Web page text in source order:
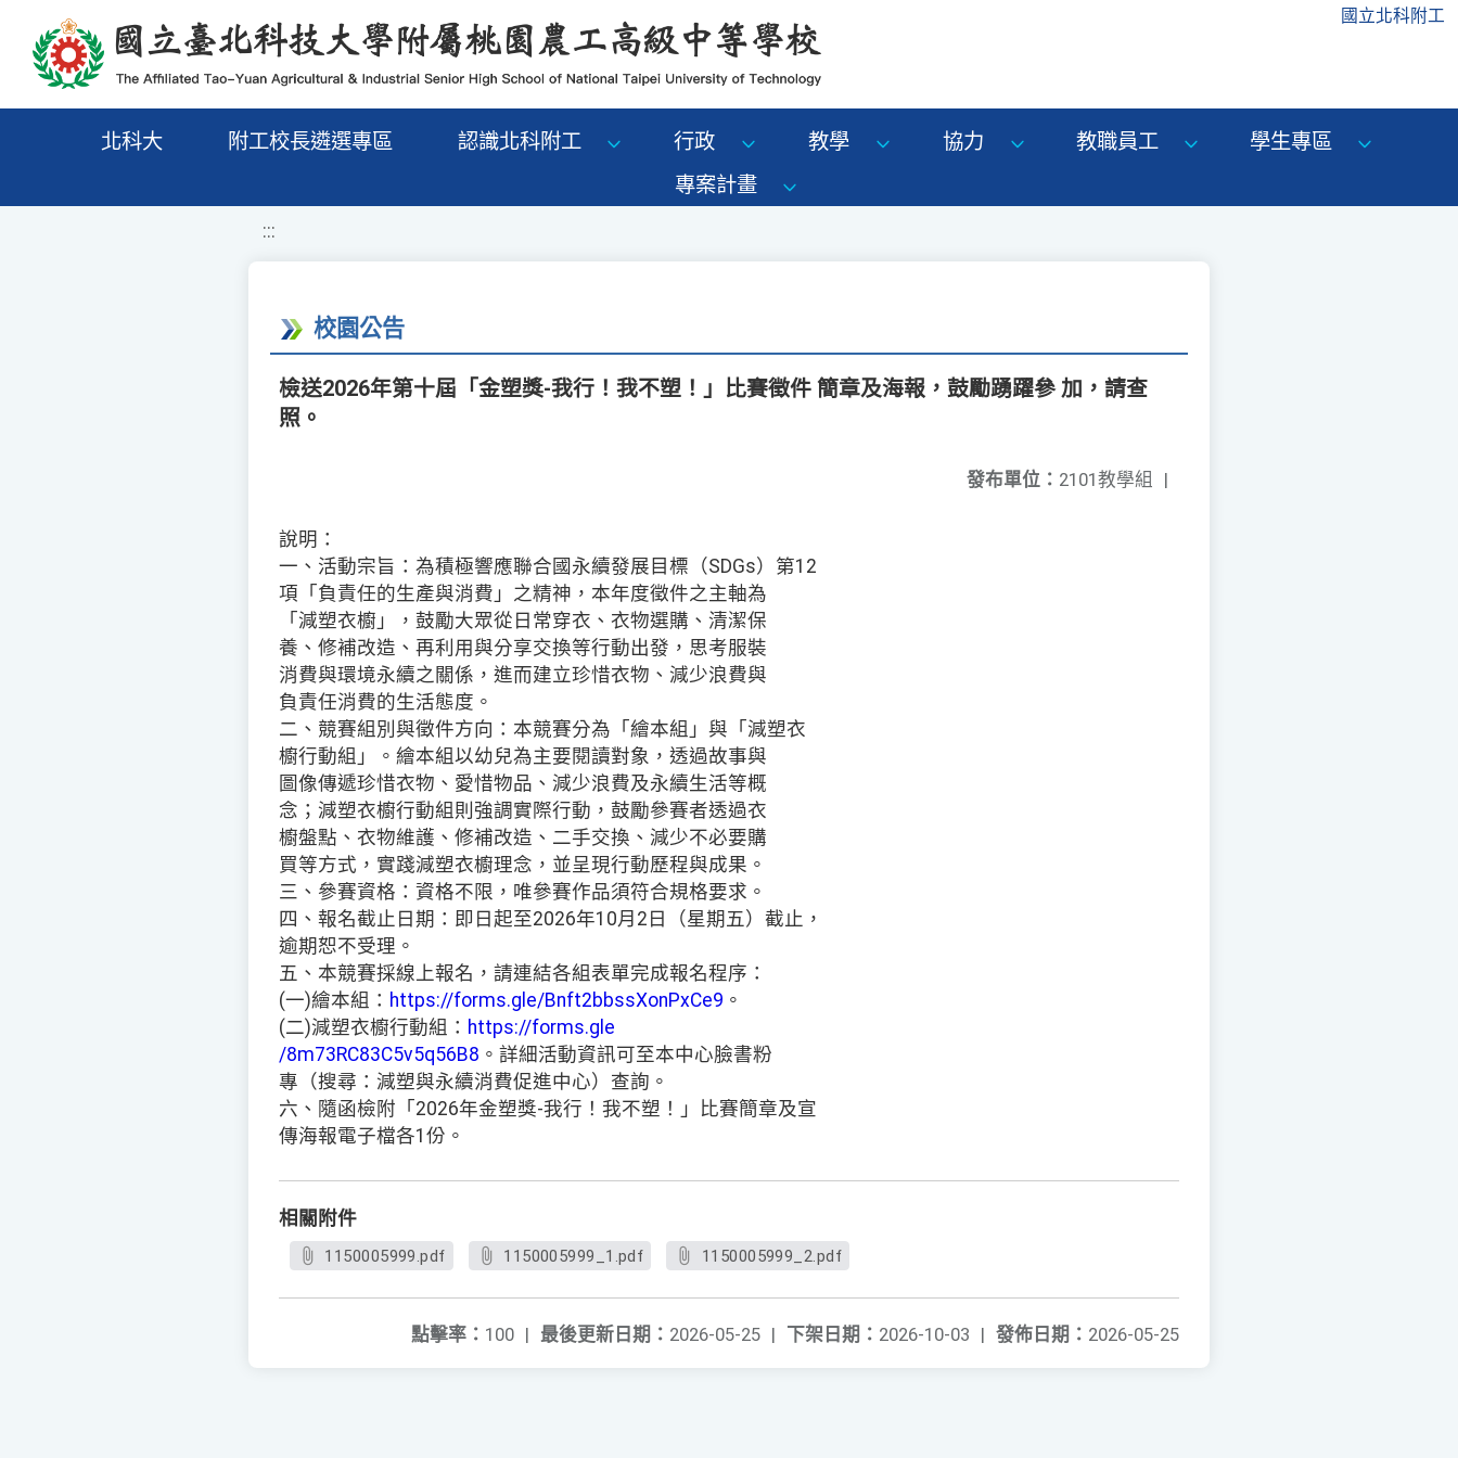
移至網頁之主要內容區位置 國立北科附工
北科大 附工校長遴選專區 認識北科附工 行政 教學 協力 教職員工
學生專區
專案計畫
:::
校園公告
檢送2026年第十屆「金塑獎-我行！我不塑！」比賽徵件 簡章及海報，鼓勵踴躍參 加，請查
照。
發布單位： 2101教學組 |
說明：
一、活動宗旨：為積極響應聯合國永續發展目標（SDGs）第12
項「負責任的生產與消費」之精神，本年度徵件之主軸為
「減塑衣櫥」，鼓勵大眾從日常穿衣、衣物選購、清潔保
養、修補改造、再利用與分享交換等行動出發，思考服裝
消費與環境永續之關係，進而建立珍惜衣物、減少浪費與
負責任消費的生活態度。
二、競賽組別與徵件方向：本競賽分為「繪本組」與「減塑衣
櫥行動組」。繪本組以幼兒為主要閱讀對象，透過故事與
圖像傳遞珍惜衣物、愛惜物品、減少浪費及永續生活等概
念；減塑衣櫥行動組則強調實際行動，鼓勵參賽者透過衣
櫥盤點、衣物維護、修補改造、二手交換、減少不必要購
買等方式，實踐減塑衣櫥理念，並呈現行動歷程與成果。
三、參賽資格：資格不限，唯參賽作品須符合規格要求。
四、報名截止日期：即日起至2026年10月2日（星期五）截止，
逾期恕不受理。
五、本競賽採線上報名，請連結各組表單完成報名程序：
(一)繪本組： https://forms.gle/Bnft2bbssXonPxCe9 。
(二)減塑衣櫥行動組： https://forms.gle
/8m73RC83C5v5q56B8 。詳細活動資訊可至本中心臉書粉
專（搜尋：減塑與永續消費促進中心）查詢。
六、隨函檢附「2026年金塑獎-我行！我不塑！」比賽簡章及宣
傳海報電子檔各1份。
相關附件
1150005999.pdf 1150005999_1.pdf 1150005999_2.pdf
發佈日期： 2026-05-25
下架日期： 2026-10-03 |
最後更新日期： 2026-05-25 |
點擊率： 100 |